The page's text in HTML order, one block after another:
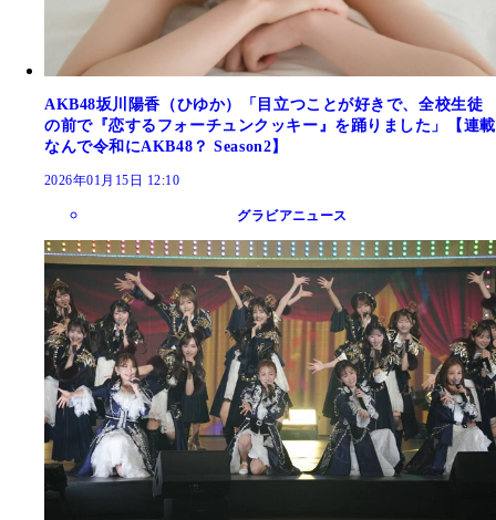
AKB48坂川陽香（ひゆか）「目立つことが好きで、全校生徒
の前で『恋するフォーチュンクッキー』を踊りました」【連載
なんで令和にAKB48？ Season2】
2026年01月15日 12:10
グラビアニュース